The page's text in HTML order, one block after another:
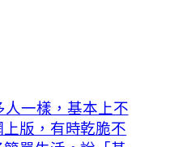
人一樣，基本上不
版，有時乾脆不